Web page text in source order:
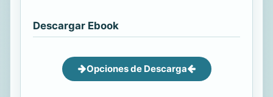
Descargar Ebook
Opciones de Descarga